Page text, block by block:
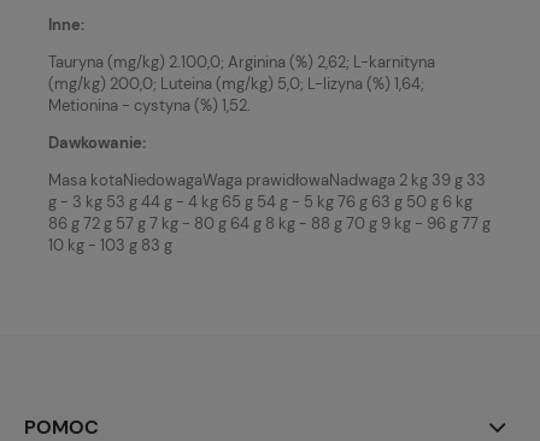
Inne:
Tauryna (mg/kg) 2.100,0; Arginina (%) 2,62; L-karnityna
(mg/kg) 200,0; Luteina (mg/kg) 5,0; L-lizyna (%) 1,64;
Metionina - cystyna (%) 1,52.
Dawkowanie:
Masa kotaNiedowagaWaga prawidłowaNadwaga 2 kg 39 g 33
g - 3 kg 53 g 44 g - 4 kg 65 g 54 g - 5 kg 76 g 63 g 50 g 6 kg
86 g 72 g 57 g 7 kg - 80 g 64 g 8 kg - 88 g 70 g 9 kg - 96 g 77 g
10 kg - 103 g 83 g
POMOC